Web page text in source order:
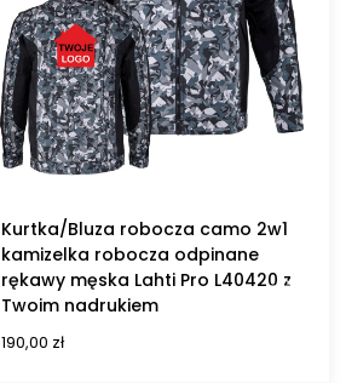
Kurtka/Bluza robocza camo 2w1
kamizelka robocza odpinane
rękawy męska Lahti Pro L40420 z
Twoim nadrukiem
190,00 zł